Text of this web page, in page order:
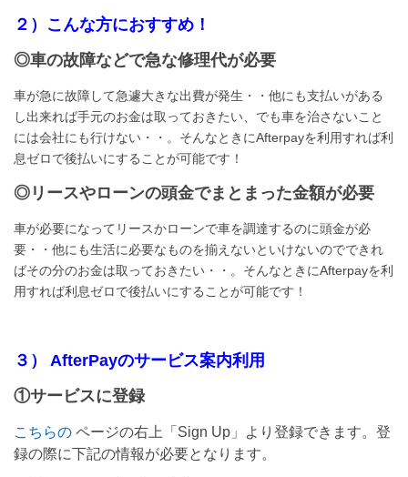
２）こんな方におすすめ！
◎車の故障などで急な修理代が必要
車が急に故障して急遽大きな出費が発生・・他にも支払いがある
し出来れば手元のお金は取っておきたい、でも車を治さないこと
には会社にも行けない・・。そんなときにAfterpayを利用すれば利
息ゼロで後払いにすることが可能です！
◎リースやローンの頭金でまとまった金額が必要
車が必要になってリースかローンで車を調達するのに頭金が必
要・・他にも生活に必要なものを揃えないといけないのでできれ
ばその分のお金は取っておきたい・・。そんなときにAfterpayを利
用すれば利息ゼロで後払いにすることが可能です！
３） AfterPayのサービス案内利用
①サービスに登録
こちらの ページの右上「Sign Up」より登録できます。登
録の際に下記の情報が必要となります。